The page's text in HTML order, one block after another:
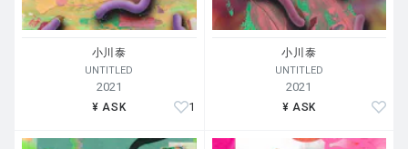
小川泰
UNTITLED
2021
¥ ASK 1
小川泰
UNTITLED
2021
¥ ASK